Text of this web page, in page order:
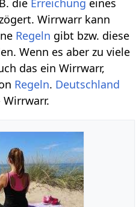
die Erreichung eines
Wirrwarr kann
Regeln gibt bzw. diese
Wenn es aber zu viele
das ein Wirrwarr,
Regeln. Deutschland